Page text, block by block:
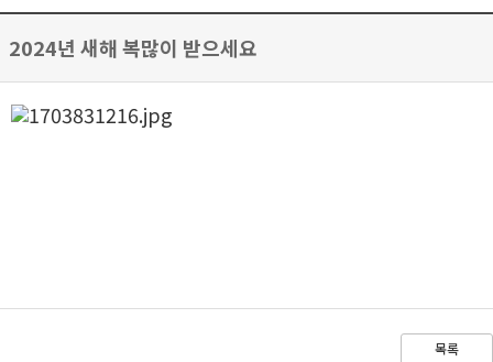
2024년 새해 복많이 받으세요
목록